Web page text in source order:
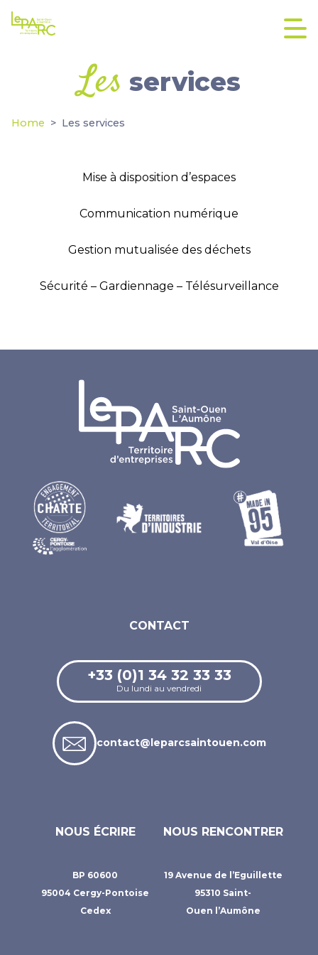
Les services
Home Les services
Mise à disposition d’espaces
Communication numérique
Gestion mutualisée des déchets
Sécurité – Gardiennage – Télésurveillance
CONTACT
+33 (0)1 34 32 33 33
Du lundi au vendredi
contact@leparcsaintouen.com
NOUS ÉCRIRE
BP 60600
95004 Cergy-Pontoise
Cedex
NOUS RENCONTRER
19 Avenue de l’Eguillette
95310 Saint-
Ouen l’Aumône